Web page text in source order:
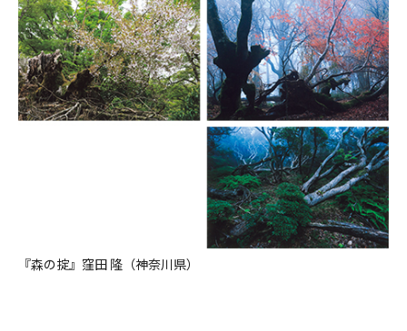
『森の掟』窪田 隆（神奈川県）